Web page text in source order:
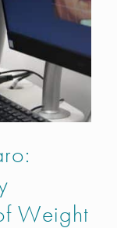
Weight